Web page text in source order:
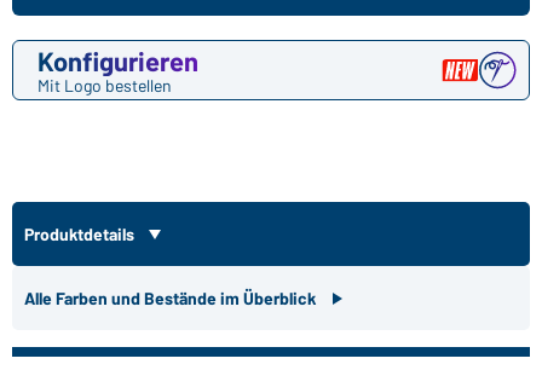
Konfigurieren
Mit Logo bestellen
Produktdetails
Alle Farben und Bestände im Überblick